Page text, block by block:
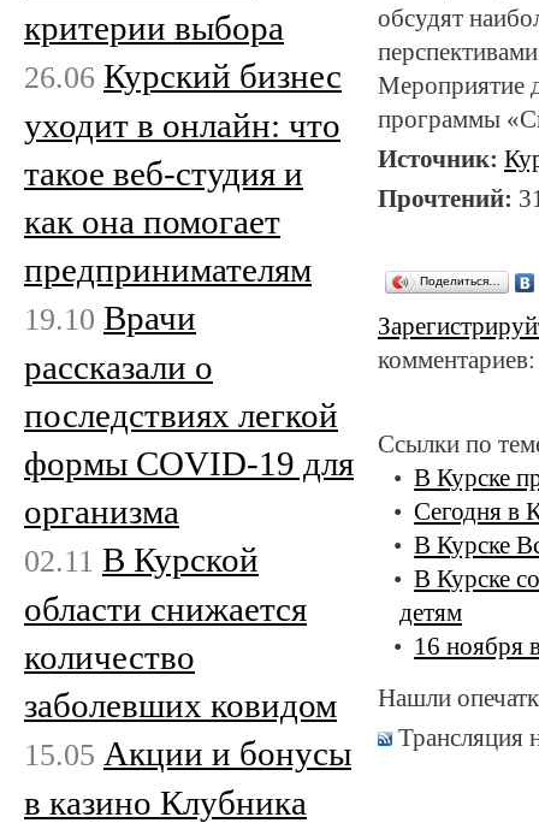
обсудят
Мероприятие
программы
Источник:
Прочтений:
Поделиться…
Ссылки по
В Курске
Сегодня в
В Курске
В Курске
детям
16 ноября
Нашли
Трансляция
критерии выбора
26.06 Курский бизнес
уходит в онлайн: что
такое веб-студия и
как она помогает
предпринимателям
19.10 Врачи
рассказали о
последствиях легкой
формы COVID-19 для
организма
02.11 В Курской
области снижается
количество
заболевших ковидом
15.05 Акции и бонусы
в казино Клубника